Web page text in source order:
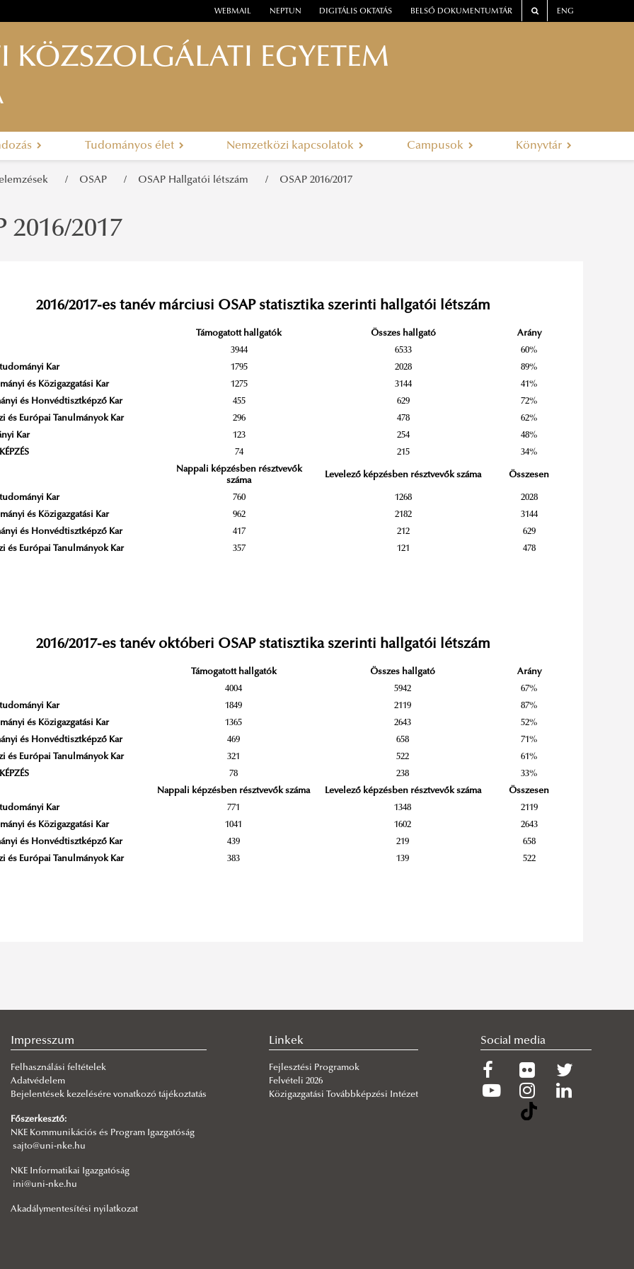
WEBMAIL NEPTUN DIGITÁLIS OKTATÁS BELSŐ DOKUMENTUMTÁR ENG
KÖZSZOLGÁLATI EGYETEM
Tudományos élet Nemzetközi kapcsolatok Campusok Könyvtár
OSAP OSAP Hallgatói létszám OSAP 2016/2017
2016/2017
2016/2017-es tanév márciusi OSAP statisztika szerinti hallgatói létszám
Támogatott hallgatók Összes hallgató
Arány
3944 6533
60%
Kar
1795 2028
89%
és Közigazgatási Kar
1275 3144
41%
és Honvédtisztképző Kar
455 629
72%
és Európai Tanulmányok Kar
296 478
62%
Kar
123 254
48%
74 215
34%
Nappali képzésben résztvevők
száma
Levelező képzésben résztvevők száma Összesen
Kar 760 1268
2028
és Közigazgatási Kar
962 2182
3144
és Honvédtisztképző Kar
417 212
629
és Európai Tanulmányok Kar
357 121 478
2016/2017-es tanév októberi OSAP statisztika szerinti hallgatói létszám
Támogatott hallgatók Összes hallgató
Arány
4004 5942
67%
Kar
1849 2119
87%
és Közigazgatási Kar
1365 2643
52%
és Honvédtisztképző Kar
469 658
71%
és Európai Tanulmányok Kar
321 522
61%
78 238
33%
Nappali képzésben résztvevők száma
Levelező képzésben résztvevők száma
Összesen
Kar
771 1348
2119
és Közigazgatási Kar
1041 1602
2643
és Honvédtisztképző Kar
439 219
658
és Európai Tanulmányok Kar
383 139 522
Impresszum
Felhasználási feltételek
Adatvédelem
Bejelentések kezelésére vonatkozó tájékoztatás
Főszerkesztő:
NKE Kommunikációs és Program Igazgatóság
sajto@uni-nke.hu
NKE Informatikai Igazgatóság
ini@uni-nke.hu
Akadálymentesítési nyilatkozat
Linkek
Fejlesztési Programok
Felvételi 2026
Közigazgatási Továbbképzési Intézet
Social media